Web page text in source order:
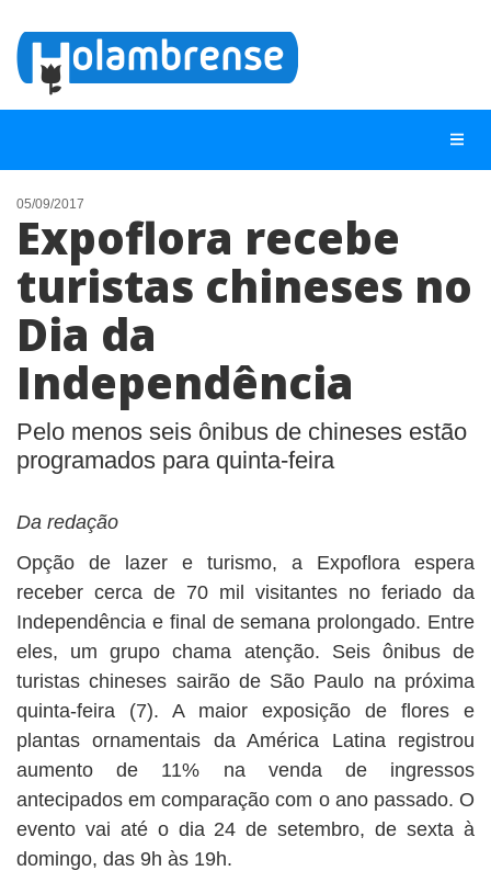
NOTÍCIAS
LISTA DIGITAL
TELEFONES ÚTEIS
ANUNCIE
05/09/2017
Expoflora recebe
turistas chineses no
Dia da
Independência
Pelo menos seis ônibus de chineses estão
programados para quinta-feira
Da redação
Opção de lazer e turismo, a Expoflora espera
receber cerca de 70 mil visitantes no feriado da
Independência e final de semana prolongado. Entre
eles, um grupo chama atenção. Seis ônibus de
turistas chineses sairão de São Paulo na próxima
quinta-feira (7). A maior exposição de flores e
plantas ornamentais da América Latina registrou
aumento de 11% na venda de ingressos
antecipados em comparação com o ano passado. O
evento vai até o dia 24 de setembro, de sexta à
domingo, das 9h às 19h.